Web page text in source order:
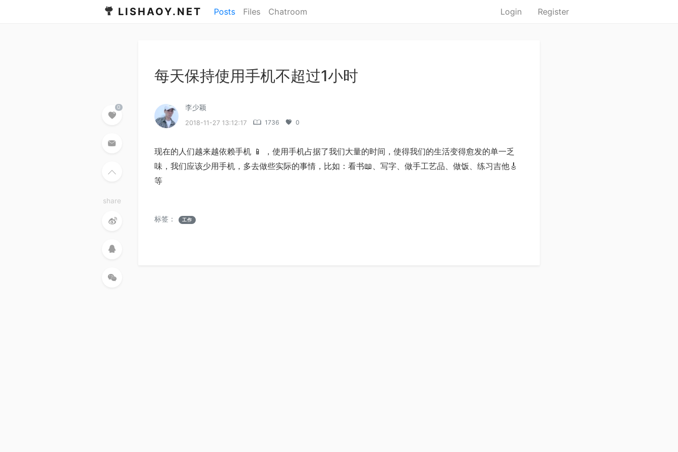
LISHAOY.NET Posts Files Chatroom Login Register
每天保持使用手机不超过1小时
李少颖
2018-11-27 13:12:17 1736 0
现在的人们越来越依赖手机 📱 ，使用手机占据了我们大量的时间，使得我们的生活变得愈发的单一乏
味，我们应该少用手机，多去做些实际的事情，比如：看书📖、写字、做手工艺品、做饭、练习吉他🎸
等
标签： 工作
share